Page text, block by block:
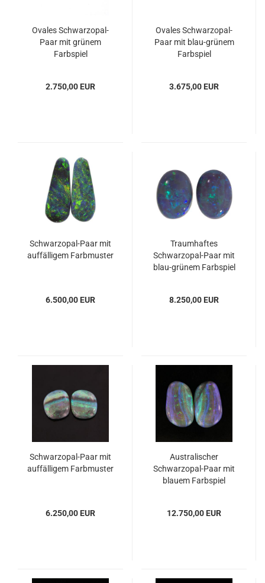
Ovales Schwarzopal-
Paar mit grünem
Farbspiel
2.750,00 EUR
Ovales Schwarzopal-
Paar mit blau-grünem
Farbspiel
3.675,00 EUR
Schwarzopal-Paar mit
auffälligem Farbmuster
6.500,00 EUR
Traumhaftes
Schwarzopal-Paar mit
blau-grünem Farbspiel
8.250,00 EUR
Schwarzopal-Paar mit
auffälligem Farbmuster
6.250,00 EUR
Australischer
Schwarzopal-Paar mit
blauem Farbspiel
12.750,00 EUR